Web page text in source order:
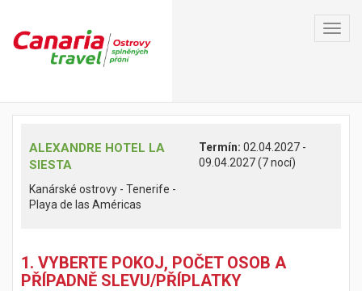
ALEXANDRE HOTEL LA
SIESTA
Kanárské ostrovy - Tenerife -
Playa de las Américas
Termín: 02.04.2027 -
09.04.2027 (7 nocí)
1. VYBERTE POKOJ, POČET OSOB A
PŘÍPADNĚ SLEVU/PŘÍPLATKY